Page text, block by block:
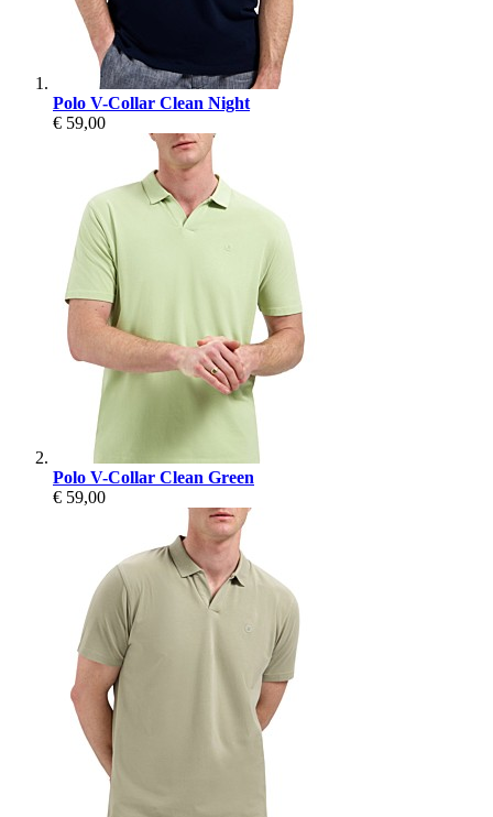
Polo V-Collar Clean Night
€ 59,00
Polo V-Collar Clean Green
€ 59,00